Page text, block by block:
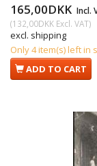
165,00DKK Incl.
(132,00DKK Excl. VAT)
excl. shipping
Only 4 item(s) left in
ADD TO CART